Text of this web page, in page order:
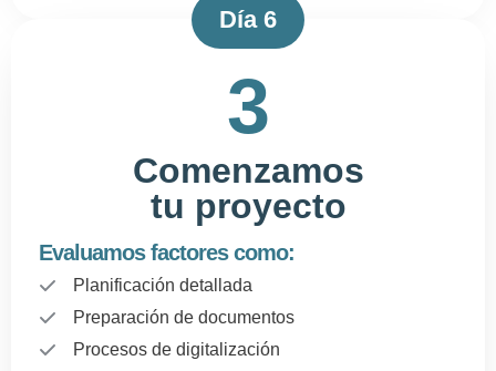
Día 6
3
Comenzamos
tu proyecto
Evaluamos factores como:
Planificación detallada
Preparación de documentos
Procesos de digitalización